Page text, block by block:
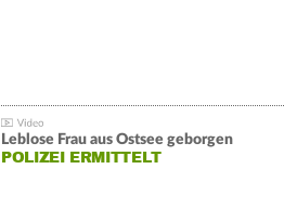
Leblose Frau aus Ostsee geborgen
POLIZEI ERMITTELT